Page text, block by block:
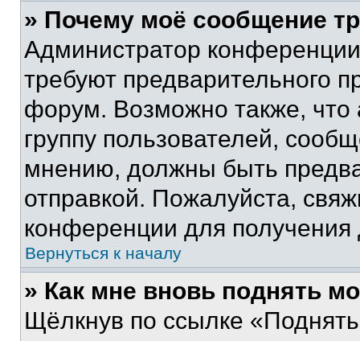
» Почему моё сообщение
Администратор
требуют предварительного
форум. Возможно также, что
группу пользователей,
мнению, должны быть
отправкой. Пожалуйста,
конференции для
Вернуться к началу
» Как мне вновь поднять
Щёлкнув по ссылке